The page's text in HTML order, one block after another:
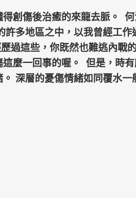
創傷後治癒的來龍去脈。
許多地區之中，以我曾經工作
過這些，你既然也難逃內戰
麼一回事的喔。 但是，時
深層的憂傷情緒如同覆水